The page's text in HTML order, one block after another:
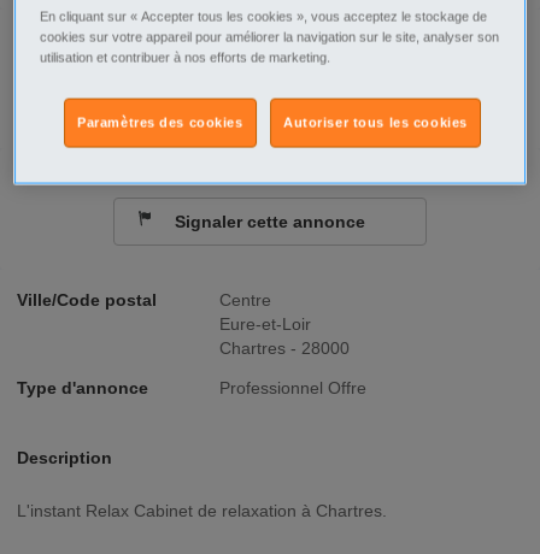
Ville/Code postal
Centre
Eure-et-Loir
Chartres - 28000
Type d'annonce Professionnel Offre
Description
L'instant Relax Cabinet de relaxation à Chartres.
Tel Sms
Contacter par email
Signaler cette annonce
En cliquant sur « Accepter tous les cookies », vous acceptez le stockage de
cookies sur votre appareil pour améliorer la navigation sur le site, analyser son
utilisation et contribuer à nos efforts de marketing.
Autoriser tous les cookies
Paramètres des cookies